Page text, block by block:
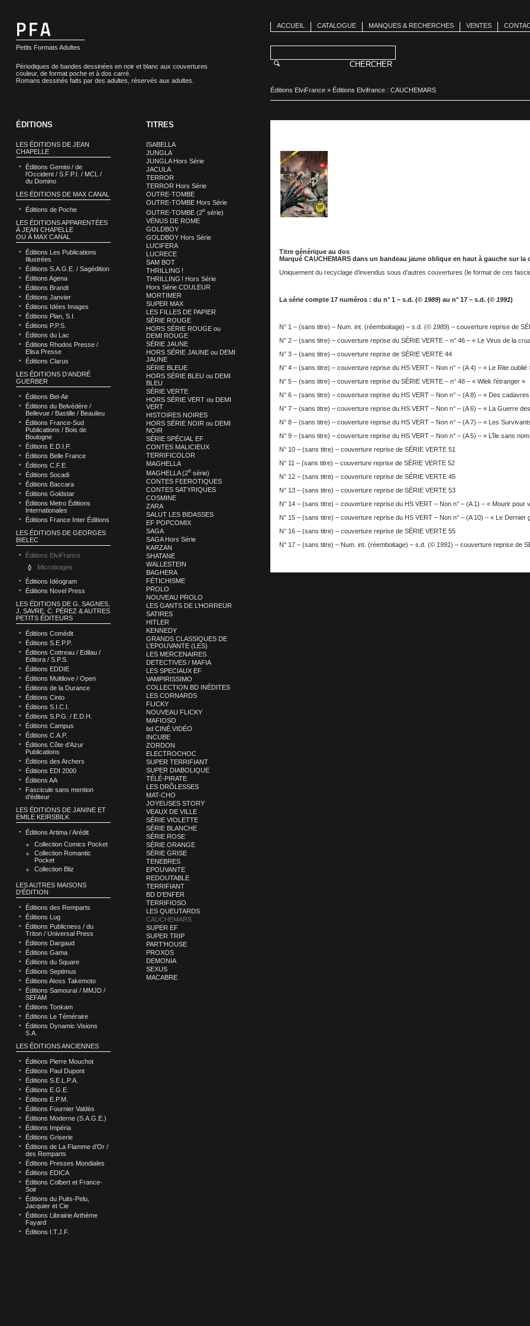
Petits Formats Adultes
Périodiques de bandes dessinées en noir et blanc aux couvertures
couleur, de format poche et à dos carré.
Romans dessinés faits par des adultes, réservés aux adultes.
ACCUEIL CATALOGUE MANQUES & RECHERCHES VENTES
Éditions ElviFrance» Éditions Elvifrance : CAUCHEMARS
ÉDITIONS
LES ÉDITIONS DE JEAN
CHAPELLE
Éditions Gemini / de
l’Occident / S.F.P.I. / MCL /
du Domino
LES ÉDITIONS DE MAX CANAL
Éditions de Poche
LES ÉDITIONS APPARENTÉES
À JEAN CHAPELLE
OU À MAX CANAL
Éditions Les Publications
Illustrées
Éditions S.A.G.E. / Sagédition
Éditions Agena
Éditions Brandt
Éditions Janvier
Éditions Idées Images
Éditions Plan, S.I.
Éditions P.P.S.
Éditions du Lac
Éditions Rhodos Presse /
Elisa Presse
Éditions Clarus
LES ÉDITIONS D’ANDRÉ
GUERBER
Éditions Bel-Air
Éditions du Belvédère /
Bellevue / Bastille / Beaulieu
Éditions France-Sud
Publications / Bois de
Boulogne
Éditions E.D.I.P.
Éditions Belle France
Éditions C.F.E.
Éditions Socadi
Éditions Baccara
Éditions Goldstar
Éditions Metro Éditions
Internationales
Éditions France Inter Éditions
LES ÉDITIONS DE GEORGES
BIELEC
Éditions ElviFrance
Microtirages
Éditions Idéogram
Éditions Novel Press
LES ÉDITIONS DE G. SAGNES,
J. SAVRE, C. PÉREZ & AUTRES
PETITS ÉDITEURS
Éditions Comédit
Éditions S.E.P.P.
Éditions Cottreau / Edilau /
Editora / S.P.S.
Éditions EDDIE
Éditions Multilove / Open
Éditions de la Durance
Éditions Cinto
Éditions S.I.C.I.
Éditions S.P.G. / E.D.H.
Éditions Campus
Éditions C.A.P.
Éditions Côte d’Azur
Publications
Éditions des Archers
Éditions EDI 2000
Éditions AA
Fascicule sans mention
d’éditeur
LES ÉDITIONS DE JANINE ET
EMILE KEIRSBILK
Éditions Artima / Arédit
Collection Comics Pocket
Collection Romantic
Pocket
Collection Bliz
LES AUTRES MAISONS
D'ÉDITION
Éditions des Remparts
Éditions Lug
Éditions Publicness / du
Triton / Universal Press
Éditions Dargaud
Éditions Gama
Éditions du Square
Éditions Septimus
Éditions Atoss Takemoto
Éditions Samouraï / MMJD /
SEFAM
Éditions Tonkam
Éditions Le Téméraire
Éditions Dynamic Visions
S.A.
LES ÉDITIONS ANCIENNES
Éditions Pierre Mouchot
Éditions Paul Dupont
Éditions S.E.L.P.A.
Éditions E.G.E.
Éditions E.P.M.
Éditions Fournier Valdès
Éditions Moderne (S.A.G.E.)
Éditions Impéria
Éditions Griserie
Éditions de La Flamme d’Or /
des Remparts
Éditions Presses Mondiales
Éditions EDICA
Éditions Colbert et France-
Soir
Éditions du Puits-Pelu,
Jacquier et Cie
Éditions Librairie Arthème
Fayard
Éditions I.T.J.F.
TITRES
ISABELLA
JUNGLA
JUNGLA Hors Série
JACULA
TERROR
TERROR Hors Série
OUTRE-TOMBE
OUTRE-TOMBE Hors Série
OUTRE-TOMBE (2esérie)
VÉNUS DE ROME
GOLDBOY
GOLDBOY Hors Série
LUCIFERA
LUCRECE
SAM BOT
THRILLING !
THRILLING ! Hors Série
Hors Série COULEUR
MORTIMER
SUPER MAX
LES FILLES DE PAPIER
SÉRIE ROUGE
HORS SÉRIE ROUGE ou
DEMI ROUGE
SÉRIE JAUNE
HORS SÉRIE JAUNE ou DEMI
JAUNE
SÉRIE BLEUE
HORS SÉRIE BLEU ou DEMI
BLEU
SÉRIE VERTE
HORS SÉRIE VERT ou DEMI
VERT
HISTOIRES NOIRES
HORS SÉRIE NOIR ou DEMI
NOIR
SÉRIE SPÉCIAL EF
CONTES MALICIEUX
TERRIFICOLOR
MAGHELLA
MAGHELLA (2esérie)
CONTES FEEROTIQUES
CONTES SATYRIQUES
COSMINE
ZARA
SALUT LES BIDASSES
EF POPCOMIX
SAGA
SAGA Hors Série
KARZAN
SHATANE
WALLESTEIN
BAGHERA
FÉTICHISME
PROLO
NOUVEAU PROLO
LES GANTS DE L’HORREUR
SATIRES
HITLER
KENNEDY
GRANDS CLASSIQUES DE
L’EPOUVANTE (LES)
LES MERCENAIRES
DETECTIVES / MAFIA
LES SPECIAUX EF
VAMPIRISSIMO
COLLECTION BD INÉDITES
LES CORNARDS
FLICKY
NOUVEAU FLICKY
MAFIOSO
bd CINÉ.VIDÉO
INCUBE
ZORDON
ELECTROCHOC
SUPER TERRIFIANT
SUPER DIABOLIQUE
TÉLÉ-PIRATE
LES DRÔLESSES
MAT-CHO
JOYEUSES STORY
VEAUX DE VILLE
SÉRIE VIOLETTE
SÉRIE BLANCHE
SÉRIE ROSE
SÉRIE ORANGE
SÉRIE GRISE
TENEBRES
EPOUVANTE
REDOUTABLE
TERRIFIANT
BD D’ENFER
TERRIFIOSO
LES QUEUTARDS
CAUCHEMARS
SUPER EF
SUPER TRIP
PART’HOUSE
PROXOS
DEMONIA
SEXUS
MACABRE
Titre générique au dos
Marqué CAUCHEMARS dans un bandeau jaune oblique en haut à gauche sur la
Uniquement du recyclage d’invendus sous d’autres couvertures (le format de ces
La série compte 17 numéros : du n° 1 – s.d. (© 1989) au n° 17 – s.d. (© 1991)
N° 1 – (sans titre) – Num. int. (réemboitage) – s.d. (© 1989) – couverture reprise de
N° 2 – (sans titre) – couverture reprise du SÉRIE VERTE – n° 46 – « Le Virus de la
N° 3 – (sans titre) – couverture reprise de SÉRIE VERTE 44
N° 4 – (sans titre) – couverture reprise du HS VERT – Non n° – (A 4) – « Le Rite oublié
N° 5 – (sans titre) – couverture reprise du SÉRIE VERTE – n° 48 – « Wlek l’étranger »
N° 6 – (sans titre) – couverture reprise du HS VERT – Non n° – (A 8) – « Des
N° 7 – (sans titre) – couverture reprise du HS VERT – Non n° – (A 6) – « La Guerre
N° 8 – (sans titre) – couverture reprise du HS VERT – Non n° – (A 7) – « Les
N° 9 – (sans titre) – couverture reprise du HS VERT – Non n° – (A 5) – « L’île sans
N° 10 – (sans titre) – couverture reprise de SÉRIE VERTE 51
N° 11 – (sans titre) – couverture reprise de SÉRIE VERTE 52
N° 12 – (sans titre) – couverture reprise de SÉRIE VERTE 45
N° 13 – (sans titre) – couverture reprise de SÉRIE VERTE 53
N° 14 – (sans titre) – couverture reprise du HS VERT – Non n° – (A 1) – « Mourir pour
N° 15 – (sans titre) – couverture reprise du HS VERT – Non n° – (A 10) – « Le Dernier
N° 16 – (sans titre) – couverture reprise de SÉRIE VERTE 55
N° 17 – (sans titre) – Num. int. (réemboitage) – s.d. (© 1991) – couverture reprise de